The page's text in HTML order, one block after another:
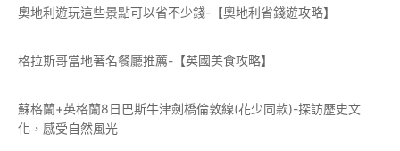
奧地利遊玩這些景點可以省不少錢-【奧地利省錢遊攻略】
格拉斯哥當地著名餐廳推薦-【英國美食攻略】
蘇格蘭+英格蘭8日巴斯牛津劍橋倫敦線(花少同款)-探訪歷史文
化，感受自然風光